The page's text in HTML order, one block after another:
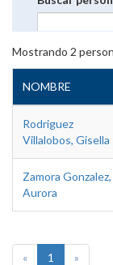
Mostrando 2
NOMBRE
Rodriguez
Villalobos, Gisella
Zamora Gonzalez,
Aurora
« 1 »